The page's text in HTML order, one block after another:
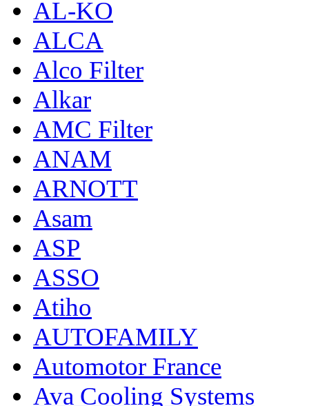
AL-KO
ALCA
Alco Filter
Alkar
AMC Filter
ANAM
ARNOTT
Asam
ASP
ASSO
Atiho
AUTOFAMILY
Automotor France
Ava Cooling Systems